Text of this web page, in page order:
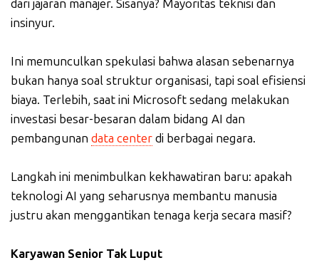
dari jajaran manajer. Sisanya? Mayoritas teknisi dan
insinyur.
Ini memunculkan spekulasi bahwa alasan sebenarnya
bukan hanya soal struktur organisasi, tapi soal efisiensi
biaya. Terlebih, saat ini Microsoft sedang melakukan
investasi besar-besaran dalam bidang AI dan
pembangunan data center di berbagai negara.
Langkah ini menimbulkan kekhawatiran baru: apakah
teknologi AI yang seharusnya membantu manusia
justru akan menggantikan tenaga kerja secara masif?
Karyawan Senior Tak Luput